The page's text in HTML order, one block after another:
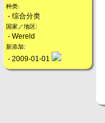
种类:
- 综合分类
国家／地区:
- Wereld
新添加:
- 2009-01-01